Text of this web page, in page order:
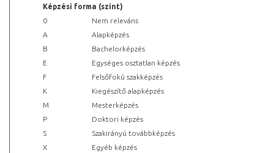
Képzési forma (szint)
0
Nem releváns
A
Alapképzés
B
Bachelorképzés
E
Egységes osztatlan képzés
F
Felsőfokú szakképzés
K
Kiegészítő alapképzés
M
Mesterképzés
P
Doktori képzés
S
Szakirányú továbbképzés
X
Egyéb képzés